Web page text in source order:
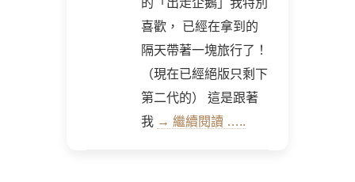
的「出走企鵝」我特別
喜歡， 已經在拿到的
隔天帶著一塊旅行了！
（現在已經絕版只剩下
第二代的） 這是跟著
我 → 繼續閱讀 …..